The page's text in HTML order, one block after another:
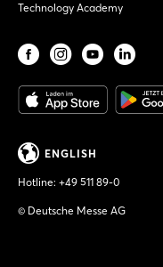
Technology Academy
ENGLISH
Hotline: +49 511 89-0
© Deutsche Messe AG